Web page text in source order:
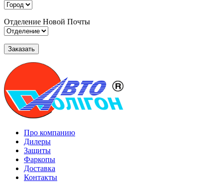
Отделение Новой Почты
Про компанию
Дилеры
Защиты
Фаркопы
Доставка
Контакты